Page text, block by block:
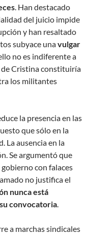
. Han destacado
del juicio impide
y han resaltado
subyace unavulgar
no es indiferente a
de Cristina constituiría
los militantes
la presencia en las
que sólo en la
La ausencia en la
Se argumentó que
con falaces
no justifica el
nunca está
convocatoria.
a marchas sindicales